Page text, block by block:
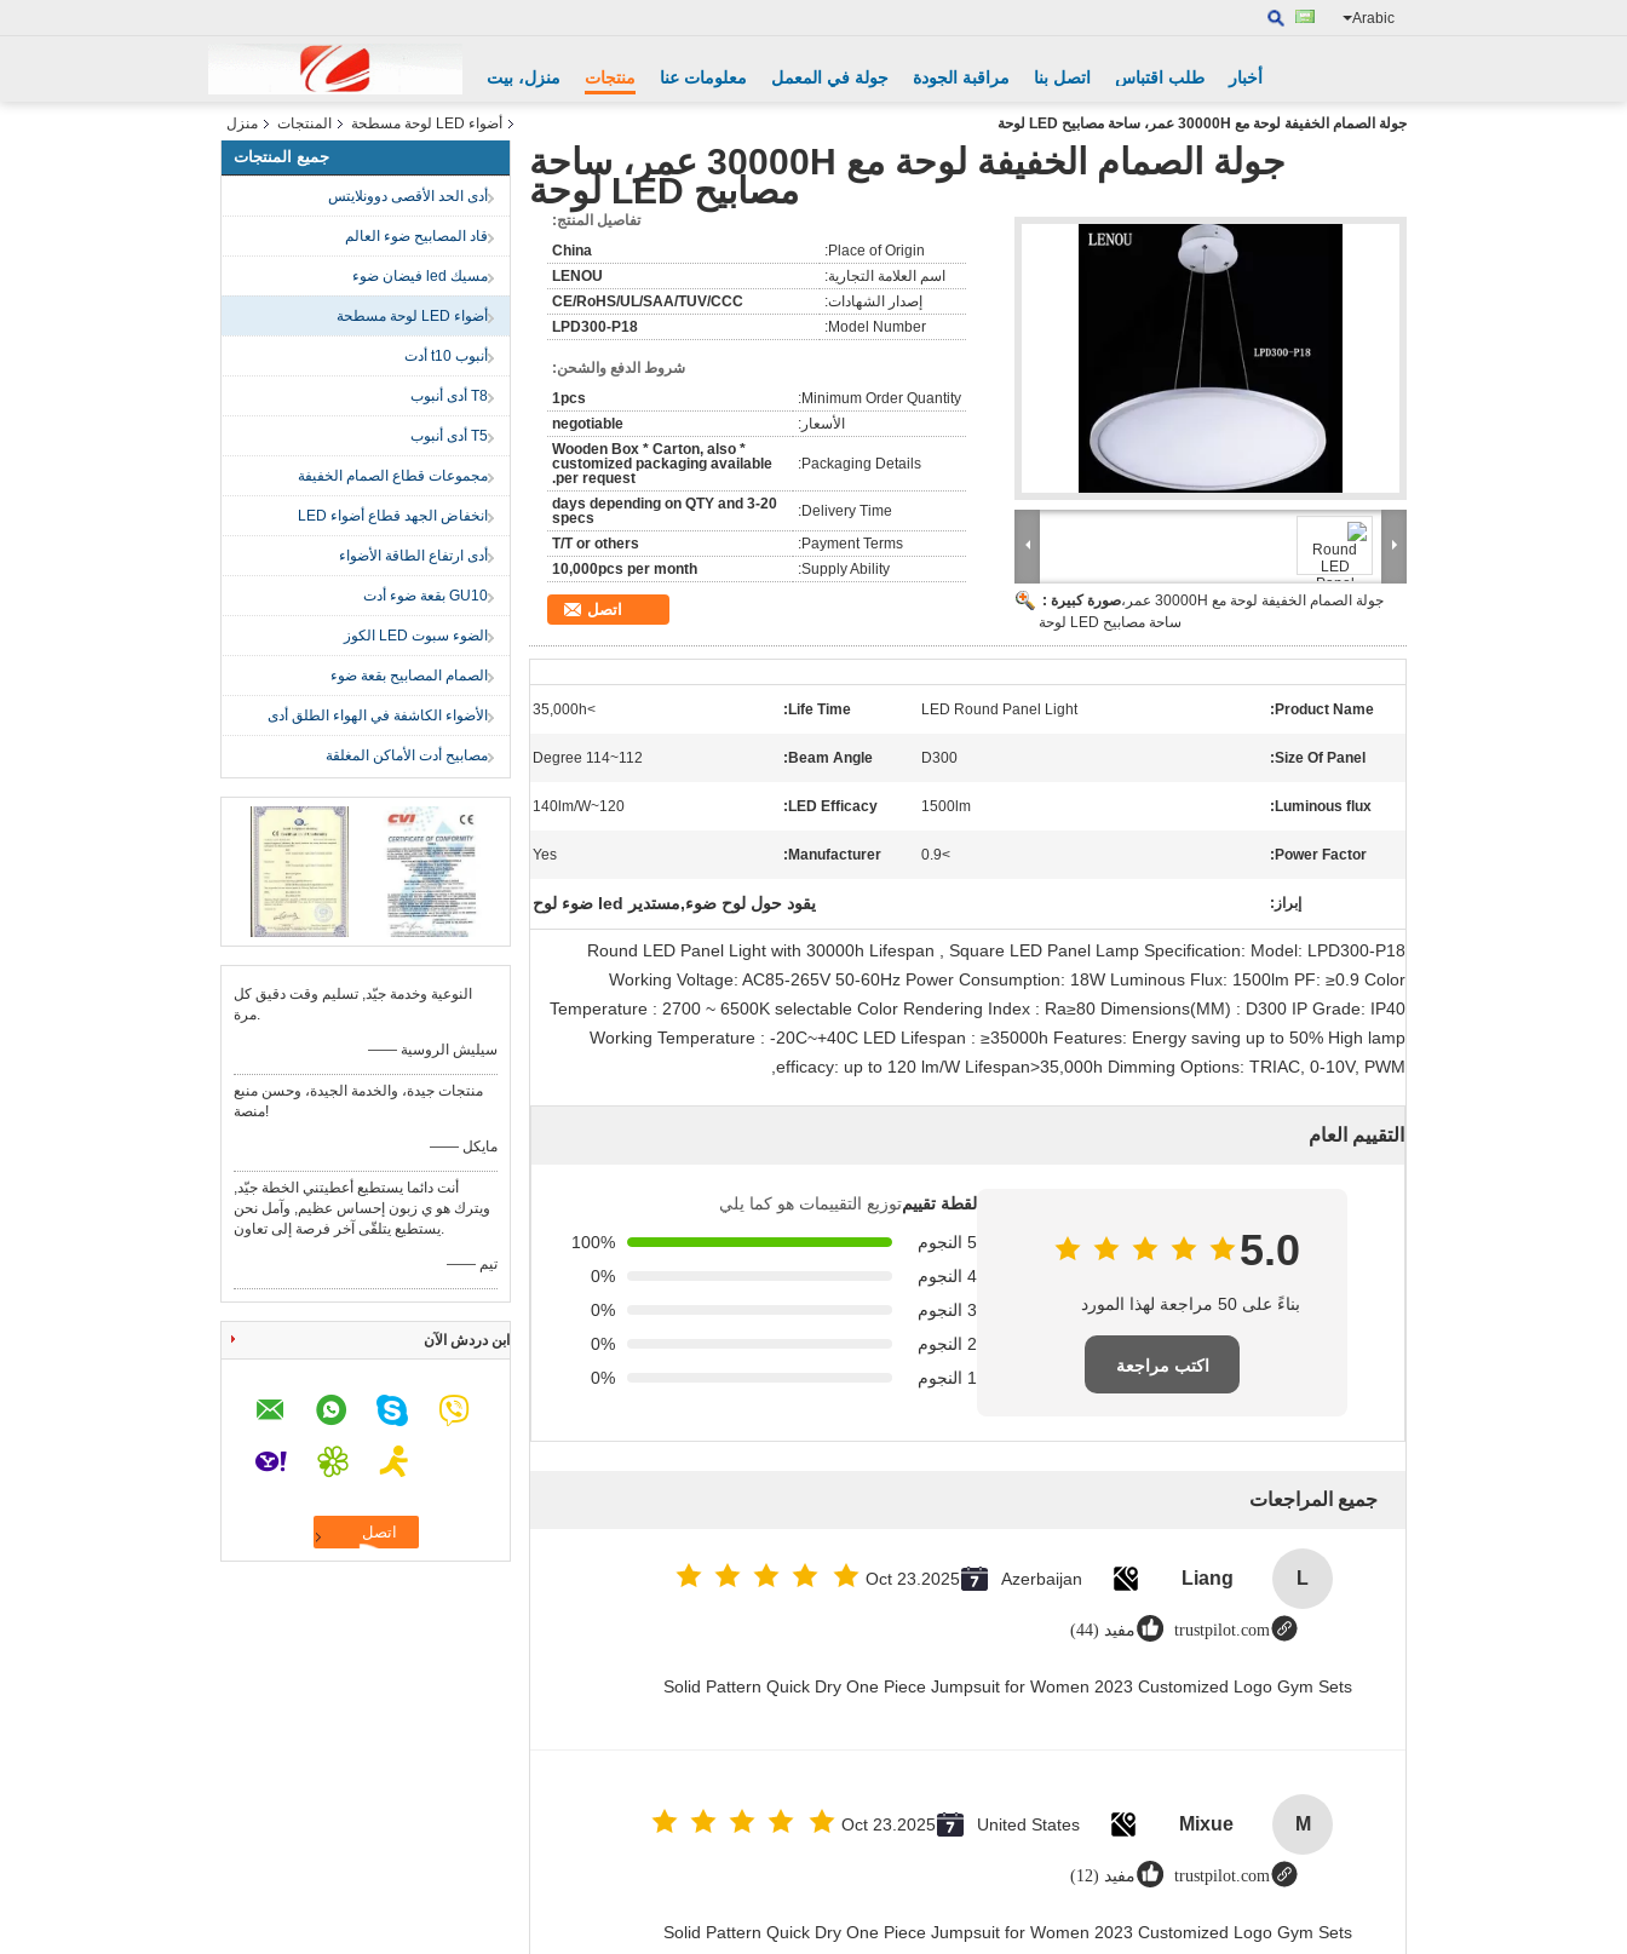
Arabic
منزل، بيت منتجات معلومات عنا جولة في المعمل مراقبة الجودة اتصل بنا طلب اقتباس أخبار
منزل المنتجات أضواء LED لوحة مسطحة جولة الصمام الخفيفة لوحة مع 30000H عمر، ساحة مصابيح LED لوحة
جميع المنتجات
أدى الحد الأقصى دوونلايتس
قاد المصابيح ضوء العالم
مسيك led فيضان ضوء
أضواء LED لوحة مسطحة
أنبوب t10 أدت
T8 أدى أنبوب
T5 أدى أنبوب
مجموعات قطاع الصمام الخفيفة
انخفاض الجهد قطاع أضواء LED
أدى ارتفاع الطاقة الأضواء
GU10 بقعة ضوء أدت
الضوء سبوت LED الكوز
الصمام المصابيح بقعة ضوء
الأضواء الكاشفة في الهواء الطلق أدى
مصابيح أدت الأماكن المغلقة
النوعية وخدمة جيّد, تسليم وقت دقيق كل
مرة.
—— سيليش الروسية
منتجات جيدة، والخدمة الجيدة، وحسن منبع
منصة!
—— مايكل
أنت دائما يستطيع أعطيتني الخطة جيّد,
ويترك هو ي زبون إحساس عظيم, وآمل نحن
يستطيع يتلقّى آخر فرصة إلى تعاون.
—— تيم
ابن دردش الآن
جولة الصمام الخفيفة لوحة مع 30000H عمر، ساحة
مصابيح LED لوحة
صورة كبيرة :جولة الصمام الخفيفة لوحة مع 30000H عمر،
ساحة مصابيح LED لوحة
تفاصيل المنتج:
Place of Origin:
China
اسم العلامة التجارية:
LENOU
إصدار الشهادات:
CE/RoHS/UL/SAA/TUV/CCC
Model Number:
LPD300-P18
شروط الدفع والشحن:
Minimum Order Quantity:
1pcs
الأسعار:
negotiable
Packaging Details:
* Wooden Box * Carton, also
customized packaging available
per request.
Delivery Time:
3-20 days depending on QTY and
specs
Payment Terms:
T/T or others
Supply Ability:
10,000pcs per month
اتصل
Product Name:
LED Round Panel Light
Life Time:
>35,000h
Size Of Panel:
D300
Beam Angle:
112~114 Degree
Luminous flux:
1500lm
LED Efficacy:
120~140lm/W
Power Factor:
>0.9
Manufacturer:
Yes
إبراز: يقود حول لوح ضوء,مستدير led ضوء لوح
Round LED Panel Light with 30000h Lifespan , Square LED Panel Lamp Specification: Model: LPD300-P18
Working Voltage: AC85-265V 50-60Hz Power Consumption: 18W Luminous Flux: 1500lm PF: ≥0.9 Color
Temperature : 2700 ~ 6500K selectable Color Rendering Index : Ra≥80 Dimensions(MM) : D300 IP Grade: IP40
Working Temperature : -20C~+40C LED Lifespan : ≥35000h Features: Energy saving up to 50% High lamp
efficacy: up to 120 lm/W Lifespan>35,000h Dimming Options: TRIAC, 0-10V, PWM,
التقييم العام
5.0
بناءً على 50 مراجعة لهذا المورد
اكتب مراجعة
لقطة تقييمتوزيع التقييمات هو كما يلي
5 النجوم
100%
4 النجوم
0%
3 النجوم
0%
2 النجوم
0%
1 النجوم
0%
جميع المراجعات
L
Liang
Azerbaijan
Oct 23.2025
trustpilot.com مفيد (44)
Solid Pattern Quick Dry One Piece Jumpsuit for Women 2023 Customized Logo Gym Sets
M
Mixue
United States
Oct 23.2025
trustpilot.com مفيد (12)
Solid Pattern Quick Dry One Piece Jumpsuit for Women 2023 Customized Logo Gym Sets